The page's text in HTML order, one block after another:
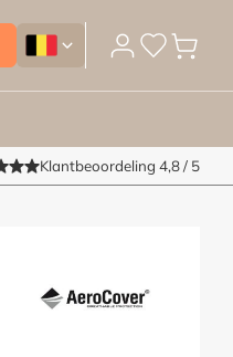
Tuinmeubelhoesshop.be -
Klantbeoordeling 4,8 / 5